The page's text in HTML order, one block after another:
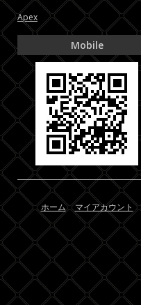
Apex
Mobile
ホーム マイアカウント